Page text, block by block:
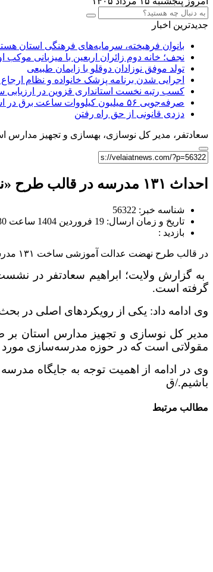
جدیدترین اخبار
بانوان فرهیخته، سرمایه‌های فرهنگی استان
نجف؛ خانه دوم زائران اربعین با میزبانی موکب
تولد موفق نوزادان دوقلو با زایمان طبیعی
اجرایی شدن برنامه پزشک خانواده و نظام
کسب رتبه نخست استانداری قزوین در ارزیابی
صرفه‌جویی ۵۶ میلیون کیلووات‌ ساعت برق در استان
دزدی قانونی از حق راه رفتن
سعادتفر، مدیر کل نوسازی، بهسازی و تجهیز مدارس
احداث ۱۳۱ مدرسه در قالب طرح «نهضت عدالت آموزشی»
شناسه خبر: 56322
تاریخ و زمان ارسال: 19 فروردین 1404 ساعت 07:30
بازدید :
در قالب طرح نهضت عدالت آموزشی ساخت ۱۳۱ مدرسه در دستور کار قرار دارد.
گرفته است.
وی ادامه داد: یکی از رویکردهای اصلی
مدیر کل نوسازی و تجهیز مدارس استان
مقولاتی است که در حوزه مدرسه‌سازی مورد
وی در ادامه از اهمیت توجه به جایگاه
باشیم./ق
مطالب مرتبط